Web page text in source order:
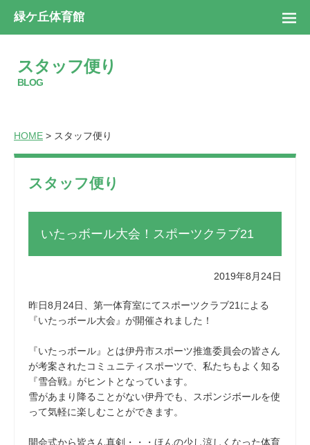
緑ケ丘体育館
スタッフ便り
BLOG
HOME > スタッフ便り
スタッフ便り
いたっボール大会！スポーツクラブ21
2019年8月24日
昨日8月24日、第一体育室にてスポーツクラブ21による
『いたっボール大会』が開催されました！
『いたっボール』とは伊丹市スポーツ推進委員会の皆さん
が考案されたコミュニティスポーツで、私たちもよく知る
『雪合戦』がヒントとなっています。
雪があまり降ることがない伊丹でも、スポンジボールを使
って気軽に楽しむことができます。
開会式から皆さん真剣・・・ほんの少し涼しくなった体育